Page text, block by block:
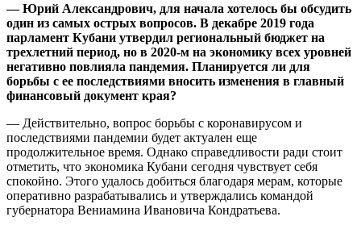
— Юрий Александрович, для начала хотелось бы обсудить
один из самых острых вопросов. В декабре 2019 года
парламент Кубани утвердил региональный бюджет на
трехлетний период, но в 2020-м на экономику всех уровней
негативно повлияла пандемия. Планируется ли для
борьбы с ее последствиями вносить изменения в главный
финансовый документ края?
— Действительно, вопрос борьбы с коронавирусом и
последствиями пандемии будет актуален еще
продолжительное время. Однако справедливости ради стоит
отметить, что экономика Кубани сегодня чувствует себя
спокойно. Этого удалось добиться благодаря мерам, которые
оперативно разрабатывались и утверждались командой
губернатора Вениамина Ивановича Кондратьева.